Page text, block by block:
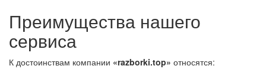
Преимущества нашего
сервиса
К достоинствам компании «razborki.top» относятся: